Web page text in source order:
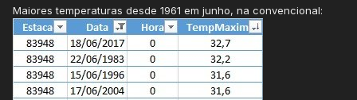
Maiores temperaturas desde 1961 em junho, na convencional: